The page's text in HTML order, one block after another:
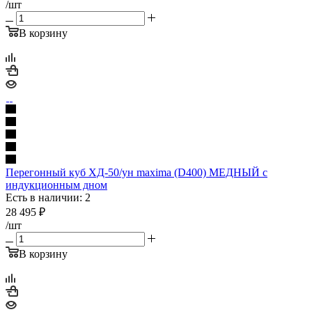
/шт
В корзину
Перегонный куб ХД-50/ун maxima (D400) МЕДНЫЙ с
индукционным дном
Есть в наличии: 2
28 495 ₽
/шт
В корзину